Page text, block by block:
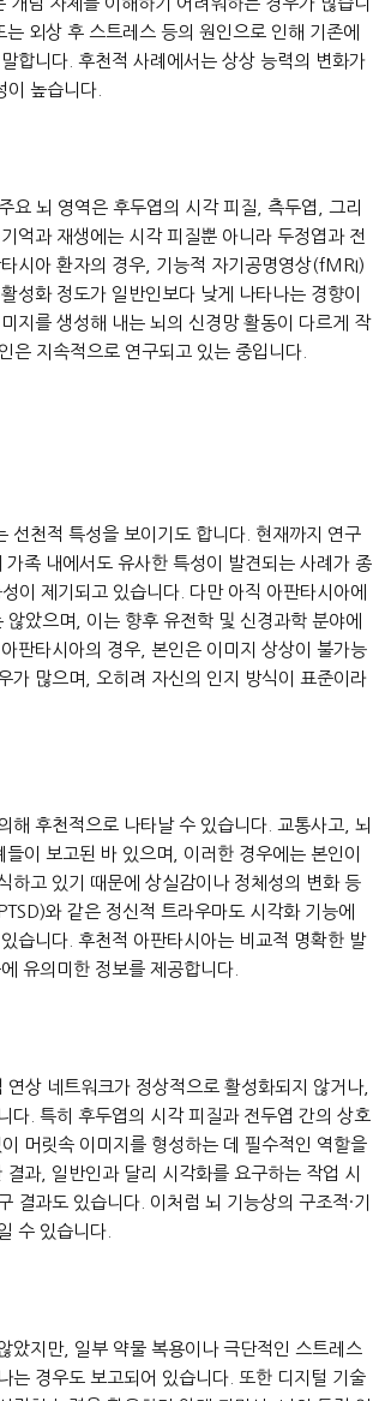
외상 후 스트레스 등의 원인으로 인해 기존에
합니다. 후천적 사례에서는 상상 능력의 변화가
이 높습니다.
요 뇌 영역은 후두엽의 시각 피질, 측두엽, 그리
억과 재생에는 시각 피질뿐 아니라 두정엽과 전
시아 환자의 경우, 기능적 자기공명영상(fMRI)
성화 정도가 일반인보다 낮게 나타나는 경향이
지를 생성해 내는 뇌의 신경망 활동이 다르게 작
은 지속적으로 연구되고 있는 중입니다.
선천적 특성을 보이기도 합니다. 현재까지 연구
족 내에서도 유사한 특성이 발견되는 사례가 종
이 제기되고 있습니다. 다만 아직 아판타시아에
았으며, 이는 향후 유전학 및 신경과학 분야에
판타시아의 경우, 본인은 이미지 상상이 불가능
가 많으며, 오히려 자신의 인지 방식이 표준이라
해 후천적으로 나타날 수 있습니다. 교통사고, 뇌
이 보고된 바 있으며, 이러한 경우에는 본인이
하고 있기 때문에 상실감이나 정체성의 변화 등
와 같은 정신적 트라우마도 시각화 기능에
습니다. 후천적 아판타시아는 비교적 명확한 발
유의미한 정보를 제공합니다.
상 네트워크가 정상적으로 활성화되지 않거나,
다. 특히 후두엽의 시각 피질과 전두엽 간의 상호
머릿속 이미지를 형성하는 데 필수적인 역할을
과, 일반인과 달리 시각화를 요구하는 작업 시
결과도 있습니다. 이처럼 뇌 기능상의 구조적·기
수 있습니다.
았지만, 일부 약물 복용이나 극단적인 스트레스
는 경우도 보고되어 있습니다. 또한 디지털 기술